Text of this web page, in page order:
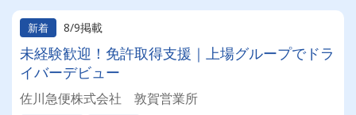
新着 8/9掲載
未経験歓迎！免許取得支援｜上場グループでドラ
イバーデビュー
佐川急便株式会社 敦賀営業所